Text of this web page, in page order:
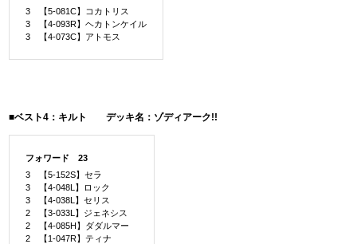
3 【5-081C】コカトリス
3 【4-093R】ヘカトンケイル
3 【4-073C】アトモス
■ベスト4：キルト デッキ名：ゾディアーク!!
フォワード 23
3 【5-152S】セラ
3 【4-048L】ロック
3 【4-038L】セリス
2 【3-033L】ジェネシス
2 【4-085H】ダダルマー
2 【1-047R】ティナ